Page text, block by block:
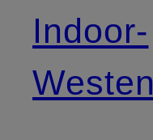
Indoor-
Westen